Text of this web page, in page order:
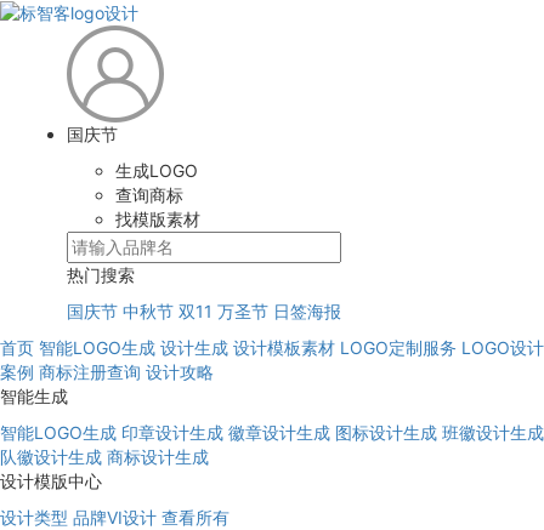
国庆节
生成LOGO
查询商标
找模版素材
热门搜索
国庆节 中秋节 双11 万圣节 日签海报
首页 智能LOGO生成 设计生成 设计模板素材 LOGO定制服务 LOGO设计
案例 商标注册查询 设计攻略
智能生成
智能LOGO生成 印章设计生成 徽章设计生成 图标设计生成 班徽设计生成
队徽设计生成 商标设计生成
设计模版中心
设计类型 品牌VI设计 查看所有